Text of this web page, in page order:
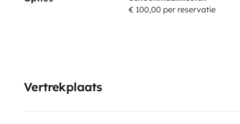
demande), quelques outils et matériels spécifiques…
pourrez laisser votre véhicule à côté de notre maison
van, il y sera en sécurité.
€ 100,00 per reservatie
Vertrekplaats